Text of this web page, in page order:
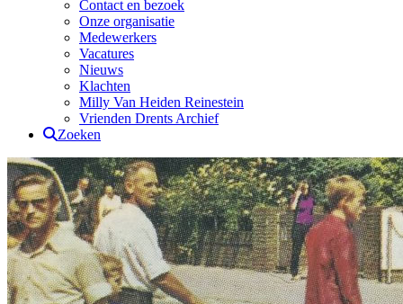
Contact en bezoek
Onze organisatie
Medewerkers
Vacatures
Nieuws
Klachten
Milly Van Heiden Reinestein
Vrienden Drents Archief
Zoeken
Drents Archief